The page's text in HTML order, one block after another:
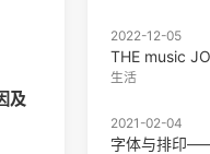
及
2022-12-05
THE music
生活
2021-02-04
字体与排印